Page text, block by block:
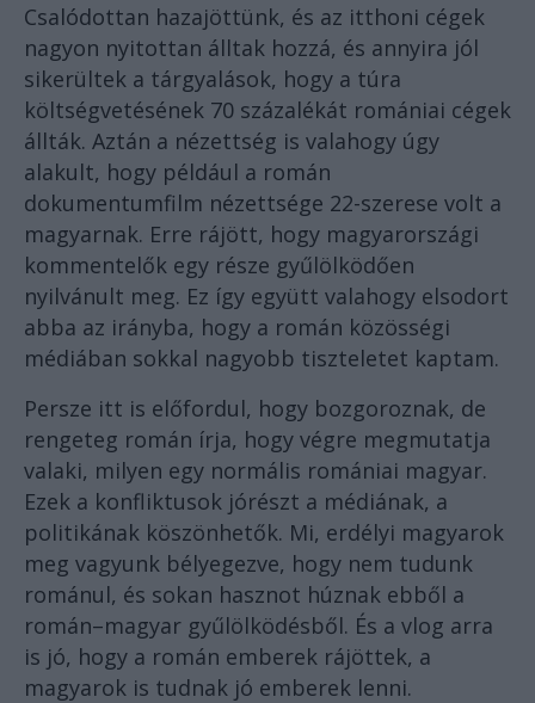
Csalódottan hazajöttünk, és az itthoni cégek
nagyon nyitottan álltak hozzá, és annyira jól
sikerültek a tárgyalások, hogy a túra
költségvetésének 70 százalékát romániai cégek
állták. Aztán a nézettség is valahogy úgy
alakult, hogy például a román
dokumentumfilm nézettsége 22-szerese volt a
magyarnak. Erre rájött, hogy magyarországi
kommentelők egy része gyűlölködően
nyilvánult meg. Ez így együtt valahogy elsodort
abba az irányba, hogy a román közösségi
médiában sokkal nagyobb tiszteletet kaptam.
Persze itt is előfordul, hogy bozgoroznak, de
rengeteg román írja, hogy végre megmutatja
valaki, milyen egy normális romániai magyar.
Ezek a konfliktusok jórészt a médiának, a
politikának köszönhetők. Mi, erdélyi magyarok
meg vagyunk bélyegezve, hogy nem tudunk
románul, és sokan hasznot húznak ebből a
román–magyar gyűlölködésből. És a vlog arra
is jó, hogy a román emberek rájöttek, a
magyarok is tudnak jó emberek lenni.